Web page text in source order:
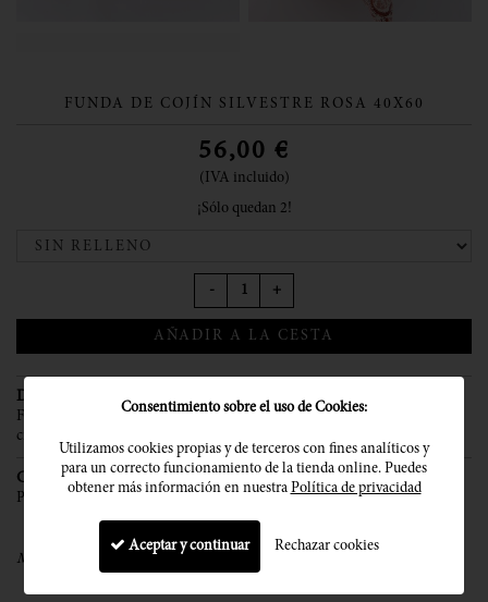
FUNDA DE COJÍN SILVESTRE ROSA 40X60
56,00 €
(IVA incluido)
¡Sólo quedan 2!
- +
AÑADIR A LA CESTA
Descripción
Funda de cojín estampada. Etiqueta 100? piel natural lavable. Cerrada con
cremallera. Medidas 40x60 cm.
Características
Producto natural y de calidad
Made in Barcelona
Consentimiento sobre el uso de Cookies:
Utilizamos cookies propias y de terceros con fines analíticos y
para un correcto funcionamiento de la tienda online. Puedes
obtener más información en nuestra Política de privacidad
Aceptar y continuar Rechazar cookies